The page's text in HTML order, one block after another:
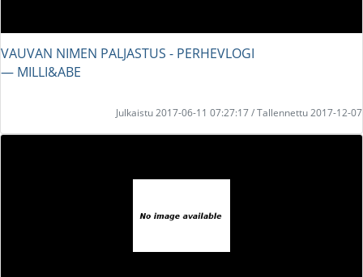
VAUVAN NIMEN PALJASTUS - PERHEVLOGI
― MILLI&ABE
Julkaistu 2017-06-11 07:27:17 / Tallennettu 2017-12-07